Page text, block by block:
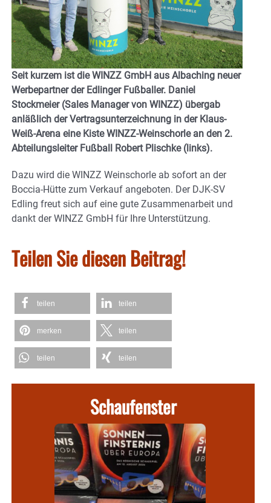
Seit kurzem ist die WINZZ GmbH aus Albaching neuer
Werbepartner der Edlinger Fußballer. Daniel
Stockmeier (Sales Manager von WINZZ) übergab
anläßlich der Vertragsunterzeichnung in der Klaus-
Weiß-Arena eine Kiste WINZZ-Weinschorle an den 2.
Abteilungsleiter Fußball Robert Plischke (links).
Dazu wird die WINZZ Weinschorle ab sofort an der
Boccia-Hütte zum Verkauf angeboten. Der DJK-SV
Edling freut sich auf eine gute Zusammenarbeit und
dankt der WINZZ GmbH für Ihre Unterstützung.
Teilen Sie diesen Beitrag!
teilen teilen
merken teilen
teilen teilen
Schaufenster